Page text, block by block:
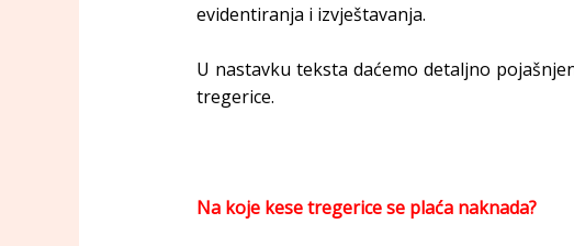
evidentiranja i izvještavanja.
U nastavku teksta daćemo detaljno
tregerice.
Na koje kese tregerice se plaća naknada?